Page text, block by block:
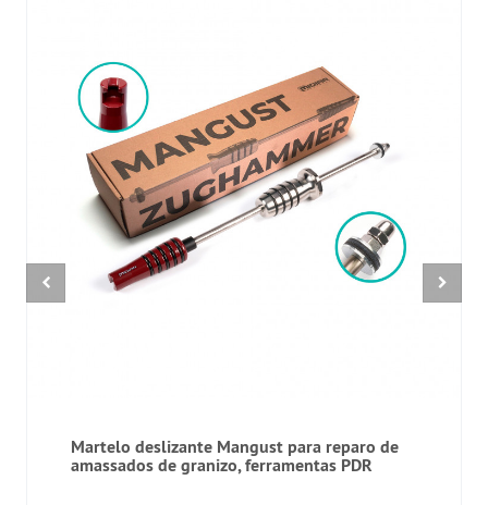
Martelo deslizante Mangust para reparo de
amassados de granizo, ferramentas PDR